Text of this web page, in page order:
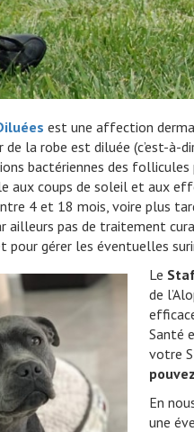
est une affection
la robe est diluée (c’est-à-
bactériennes des
aux coups de soleil et aux
4 et 18 mois, voire plus
ailleurs pas de traitement
pour gérer les éventuelles
Le
de
Santé
votre
En
une